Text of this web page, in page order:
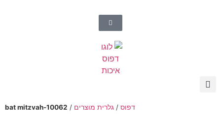
דפוס / גלרית מוצרים /
bat mitzvah-10062